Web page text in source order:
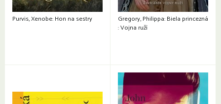
Purvis, Xenobe: Hon na sestry
Gregory, Philippa: Biela princezná
: Vojna ruží